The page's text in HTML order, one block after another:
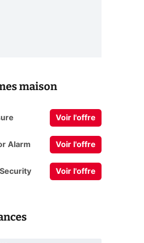
maison
Voir l'offre
Alarm Voir l'offre
Voir l'offre